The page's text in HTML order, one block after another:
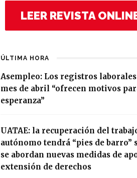
LEER REVISTA
ÚLTIMA HORA
Asempleo: Los registros
mes de abril “ofrecen motivos
esperanza”
UATAE: la recuperación del
autónomo tendrá “pies de barro”
se abordan nuevas medidas de
extensión de derechos